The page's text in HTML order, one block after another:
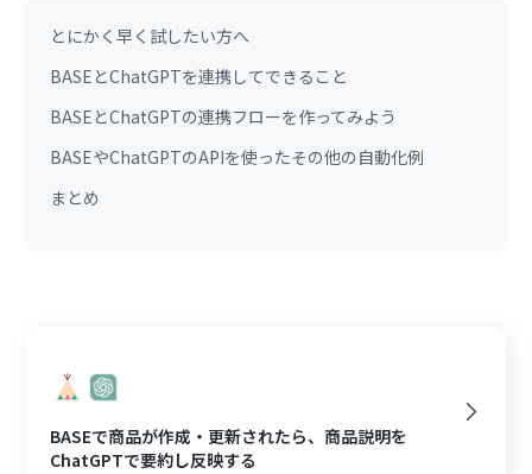
とにかく早く試したい方へ
BASEとChatGPTを連携してできること
BASEとChatGPTの連携フローを作ってみよう
BASEやChatGPTのAPIを使ったその他の自動化例
まとめ
BASEで商品が作成・更新されたら、商品説明を
ChatGPTで要約し反映する